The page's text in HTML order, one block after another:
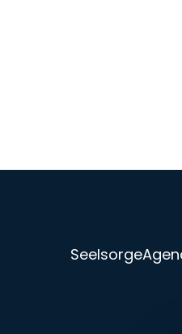
Seelsorge